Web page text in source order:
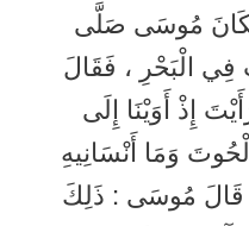
مُوسَى صَلَّى
فِي الْبَحْرِ ، فَقَالَ
إِذْ أَوَيْنَا إِلَى
وَمَا أَنْسَانِيهِ
قَالَ مُوسَى : ذَلِكَ